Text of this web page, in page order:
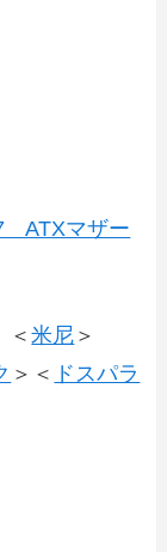
ATXマザー
米尼 ＞
＞＜ ドスパラ